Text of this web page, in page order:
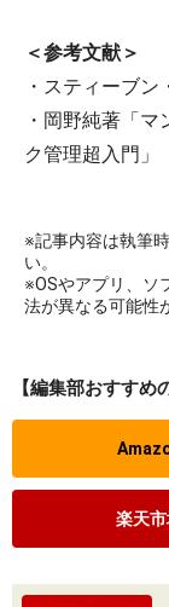
＜参考文献＞
・スティーブン
・岡野純著「
ク管理超入門」
※記事内容は執筆
い。
※OSやアプリ、ソ
法が異なる可能性
【編集部おすすめ
楽天市